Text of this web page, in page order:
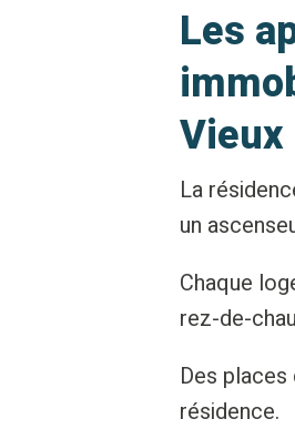
Les
La
un
Chaque
rez-de-
Des
résidence.